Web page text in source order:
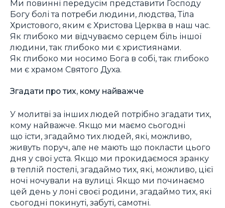
Ми повинні передусім представити Господу
Богу болі та потреби людини, людства, Тіла
Христового, яким є Христова Церква в наш час.
Як глибоко ми відчуваємо серцем біль іншої
людини, так глибоко ми є християнами.
Як глибоко ми носимо Бога в собі, так глибоко
ми є храмом Святого Духа.
Згадати про тих, кому найважче
У молитві за інших людей потрібно згадати тих,
кому найважче. Якщо ми маємо сьогодні
що їсти, згадаймо тих людей, які, можливо,
живуть поруч, але не мають що покласти цього
дня у свої уста. Якщо ми прокидаємося зранку
в теплій постелі, згадаймо тих, які, можливо, цієї
ночі ночували на вулиці. Якщо ми починаємо
цей день у лоні своєї родини, згадаймо тих, які
сьогодні покинуті, забуті, самотні.